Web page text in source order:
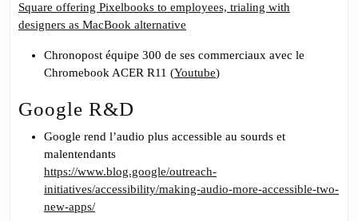
Square offering Pixelbooks to employees, trialing with
designers as MacBook alternative
Chronopost équipe 300 de ses commerciaux avec le
Chromebook ACER R11 (Youtube)
Google R&D
Google rend l’audio plus accessible au sourds et
malentendants
https://www.blog.google/outreach-
initiatives/accessibility/making-audio-more-accessible-two-
new-apps/